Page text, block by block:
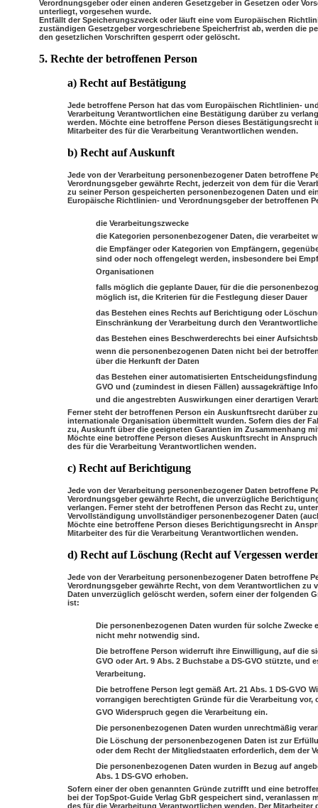
Verordnungsgeber oder einen anderen Gesetzgeber in Gesetzen oder
unterliegt, vorgesehen wurde.
Entfällt der Speicherungszweck oder läuft eine vom Europäischen
zuständigen Gesetzgeber vorgeschriebene Speicherfrist ab, werden die
den gesetzlichen Vorschriften gesperrt oder gelöscht.
5. Rechte der betroffenen Person
a) Recht auf Bestätigung
Jede betroffene Person hat das vom Europäischen Richtlinien-
Verarbeitung Verantwortlichen eine Bestätigung darüber zu
werden. Möchte eine betroffene Person dieses
Mitarbeiter des für die Verarbeitung Verantwortlichen wenden.
b) Recht auf Auskunft
Jede von der Verarbeitung personenbezogener Daten betroffene
Verordnungsgeber gewährte Recht, jederzeit von dem für die
zu seiner Person gespeicherten personenbezogenen Daten und
Europäische Richtlinien- und Verordnungsgeber der betroffenen
die Verarbeitungszwecke
die Kategorien personenbezogener Daten, die verarbeitet
die Empfänger oder Kategorien von Empfängern,
sind oder noch offengelegt werden, insbesondere bei
Organisationen
falls möglich die geplante Dauer, für die die
möglich ist, die Kriterien für die Festlegung dieser Dauer
das Bestehen eines Rechts auf Berichtigung oder
Einschränkung der Verarbeitung durch den
das Bestehen eines Beschwerderechts bei einer
wenn die personenbezogenen Daten nicht bei der
über die Herkunft der Daten
das Bestehen einer automatisierten
GVO und (zumindest in diesen Fällen) aussagekräftige
und die angestrebten Auswirkungen einer derartigen
Ferner steht der betroffenen Person ein Auskunftsrecht darüber
internationale Organisation übermittelt wurden. Sofern dies der
zu, Auskunft über die geeigneten Garantien im Zusammenhang
Möchte eine betroffene Person dieses Auskunftsrecht in
des für die Verarbeitung Verantwortlichen wenden.
c) Recht auf Berichtigung
Jede von der Verarbeitung personenbezogener Daten betroffene
Verordnungsgeber gewährte Recht, die unverzügliche
verlangen. Ferner steht der betroffenen Person das Recht zu,
Vervollständigung unvollständiger personenbezogener Daten
Möchte eine betroffene Person dieses Berichtigungsrecht in
Mitarbeiter des für die Verarbeitung Verantwortlichen wenden.
d) Recht auf Löschung (Recht auf Vergessen
Jede von der Verarbeitung personenbezogener Daten betroffene
Verordnungsgeber gewährte Recht, von dem Verantwortlichen
Daten unverzüglich gelöscht werden, sofern einer der folgenden
ist:
Die personenbezogenen Daten wurden für solche
nicht mehr notwendig sind.
Die betroffene Person widerruft ihre Einwilligung, auf die
GVO oder Art. 9 Abs. 2 Buchstabe a DS-GVO stützte,
Verarbeitung.
Die betroffene Person legt gemäß Art. 21 Abs. 1 DS-GVO
vorrangigen berechtigten Gründe für die Verarbeitung
GVO Widerspruch gegen die Verarbeitung ein.
Die personenbezogenen Daten wurden unrechtmäßig
Die Löschung der personenbezogenen Daten ist zur
oder dem Recht der Mitgliedstaaten erforderlich, dem der
Die personenbezogenen Daten wurden in Bezug auf
Abs. 1 DS-GVO erhoben.
Sofern einer der oben genannten Gründe zutrifft und eine
bei der TopSpot-Guide Verlag GbR gespeichert sind, veranlassen
des für die Verarbeitung Verantwortlichen wenden. Der